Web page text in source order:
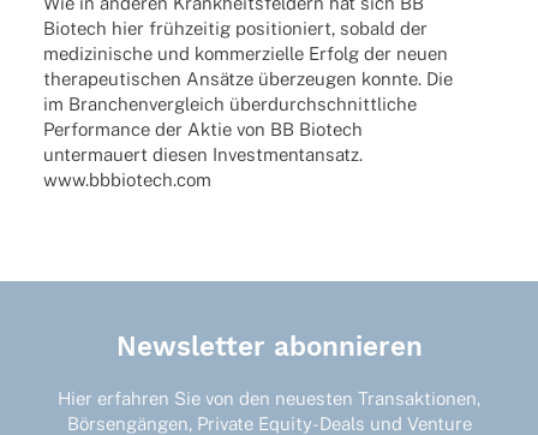
Biotech hier frühzeitig posi­tio­niert, sobald der
medi­zi­ni­sche und kommer­zi­elle Erfolg der neuen
thera­peu­ti­schen Ansätze überzeugen konnte. Die
im Bran­chen­ver­gleich überdurchschnittliche
Perfor­mance der Aktie von BB Biotech
unter­mau­ert diesen Invest­ment­an­satz.
www.bbbiotech.com
Newsletter abonnieren
Hier erfahren Sie von den neuesten Transaktionen,
Börsengängen, Private Equity-Deals und Venture